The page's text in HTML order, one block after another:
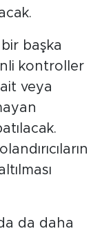
başka
kontroller
veya
da daha